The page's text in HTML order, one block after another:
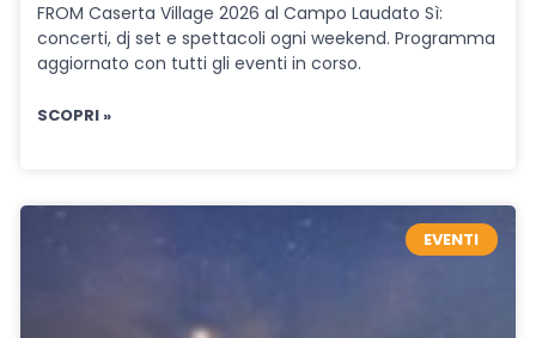
FROM Caserta Village 2026 al Campo Laudato Sì:
concerti, dj set e spettacoli ogni weekend. Programma
aggiornato con tutti gli eventi in corso.
SCOPRI »
EVENTI